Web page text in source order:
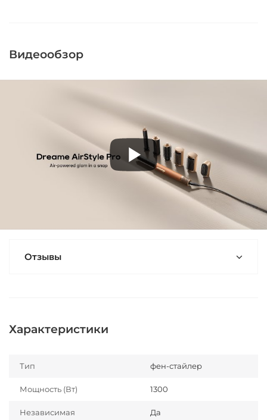
Видеообзор
Отзывы
Характеристики
Тип фен-стайлер
Мощность (Вт) 1300
Независимая
Да